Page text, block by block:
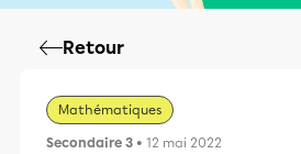
Retour
Mathématiques
Secondaire 3 • 12 mai 2022